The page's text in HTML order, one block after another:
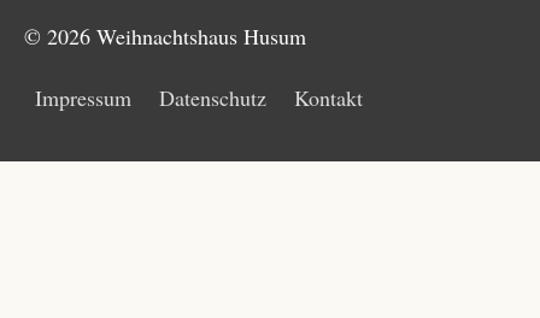
© 2026 Weihnachtshaus Husum
Impressum Datenschutz Kontakt